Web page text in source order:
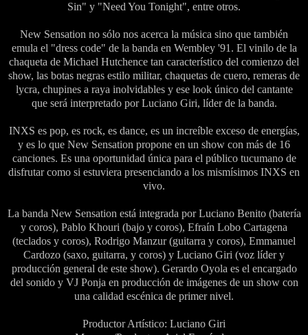
Sin" y "Need You Tonight", entre otros.
New Sensation no sólo nos acerca la música sino que también
emula el "dress code" de la banda en Wembley '91. El vinilo de la
chaqueta de Michael Hutchence tan característico del comienzo del
show, las botas negras estilo militar, chaquetas de cuero, remeras de
lycra, chupines a raya inolvidables y ese look único del cantante
que será interpretado por Luciano Giri, líder de la banda.
INXS es pop, es rock, es dance, es un increíble exceso de energías,
y es lo que New Sensation propone en un show con más de 16
canciones. Es una oportunidad única para el público tucumano de
disfrutar como si estuviera presenciando a los mismísimos INXS en
vivo.
La banda New Sensation está integrada por Luciano Benito (batería
y coros), Pablo Khouri (bajo y coros), Efraín Lobo Cartagena
(teclados y coros), Rodrigo Manzur (guitarra y coros), Emmanuel
Cardozo (saxo, guitarra, y coros) y Luciano Giri (voz líder y
producción general de este show). Gerardo Oyola es el encargado
del sonido y VJ Ponja en producción de imágenes de un show con
una calidad escénica de primer nivel.
Productor Artístico: Luciano Giri